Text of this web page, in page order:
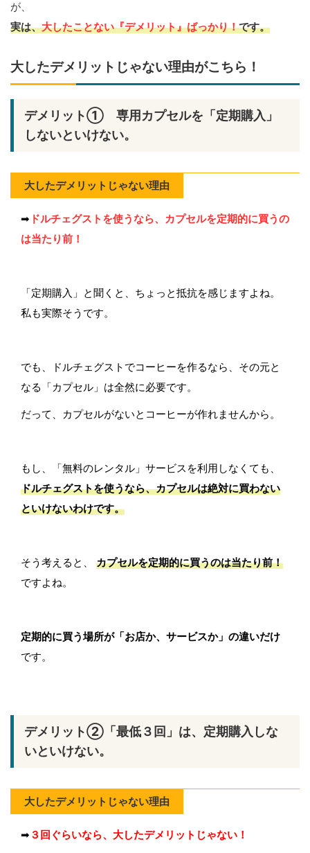
が、
実は、大したことない『デメリット』ばっかり！です。
大したデメリットじゃない理由がこちら！
デメリット① 専用カプセルを「定期購入」
しないといけない。
大したデメリットじゃない理由
➡ ドルチェグストを使うなら、カプセルを定期的に買うの
は当たり前！
「定期購入」と聞くと、ちょっと抵抗を感じますよね。
私も実際そうです。
でも、ドルチェグストでコーヒーを作るなら、その元と
なる「カプセル」は全然に必要です。
だって、カプセルがないとコーヒーが作れませんから。
もし、「無料のレンタル」サービスを利用しなくても、
ドルチェグストを使うなら、カプセルは絶対に買わない
といけないわけです。
そう考えると、 カプセルを定期的に買うのは当たり前！
ですよね。
定期的に買う場所が「お店か、サービスか」の違いだけ
です。
デメリット②「最低３回」は、定期購入しな
いといけない。
大したデメリットじゃない理由
➡ ３回ぐらいなら、大したデメリットじゃない！